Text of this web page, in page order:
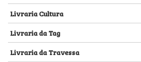
Livraria Cultura
Livraria da Tag
Livraria da Travessa